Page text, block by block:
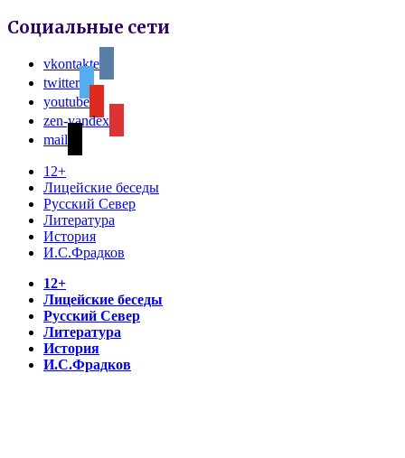
Социальные сети
vkontakte
twitter
youtube
zen-yandex
mail
12+
Лицейские беседы
Русский Север
Литература
История
И.С.Фрадков
12+
Лицейские беседы
Русский Север
Литература
История
И.С.Фрадков